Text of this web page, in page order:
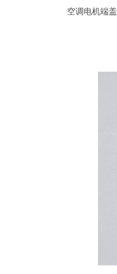
空调电机端盖